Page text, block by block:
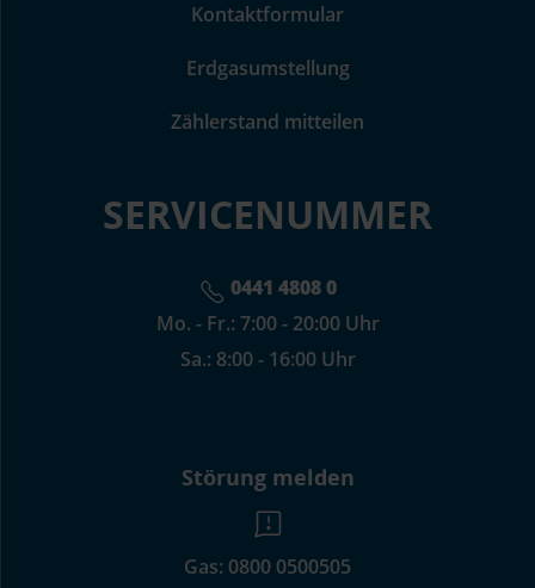
Kontaktformular
Erdgasumstellung
Zählerstand mitteilen
SERVICENUMMER
0441 4808 0
Mo. - Fr.: 7:00 - 20:00 Uhr
Sa.: 8:00 - 16:00 Uhr
Störung melden
Gas: 0800 0500505